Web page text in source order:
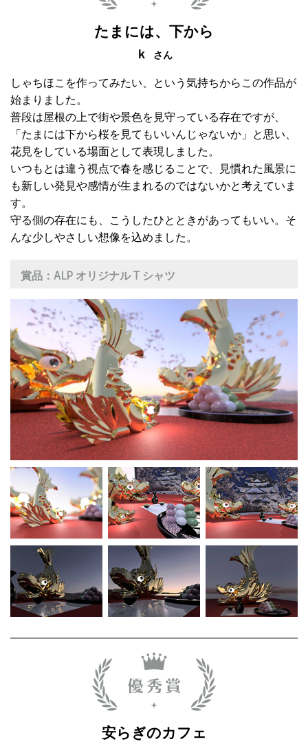
たまには、下から
ｋ さん
しゃちほこを作ってみたい、という気持ちからこの作品が
始まりました。
普段は屋根の上で街や景色を見守っている存在ですが、
「たまには下から桜を見てもいいんじゃないか」と思い、
花見をしている場面として表現しました。
いつもとは違う視点で春を感じることで、見慣れた風景に
も新しい発見や感情が生まれるのではないかと考えていま
す。
守る側の存在にも、こうしたひとときがあってもいい。そ
んな少しやさしい想像を込めました。
賞品： ALP オリジナル T シャツ
安らぎのカフェ